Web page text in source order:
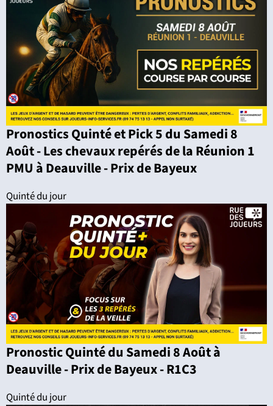
Pronostics Quinté et Pick 5 du Samedi 8
Août - Les chevaux repérés de la Réunion 1
PMU à Deauville - Prix de Bayeux
Quinté du jour
Pronostic Quinté du Samedi 8 Août à
Deauville - Prix de Bayeux - R1C3
Quinté du jour